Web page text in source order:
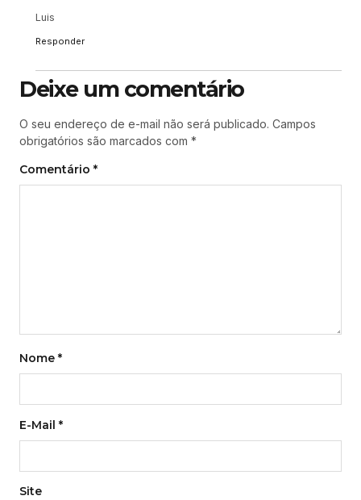
Luis
Responder
Deixe um comentário
O seu endereço de e-mail não será publicado. Campos
obrigatórios são marcados com *
Comentário *
Nome *
E-Mail *
Site